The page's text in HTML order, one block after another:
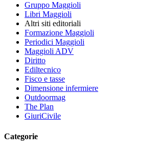
Gruppo Maggioli
Libri Maggioli
Altri siti editoriali
Formazione Maggioli
Periodici Maggioli
Maggioli ADV
Diritto
Ediltecnico
Fisco e tasse
Dimensione infermiere
Outdoormag
The Plan
GiuriCivile
Categorie